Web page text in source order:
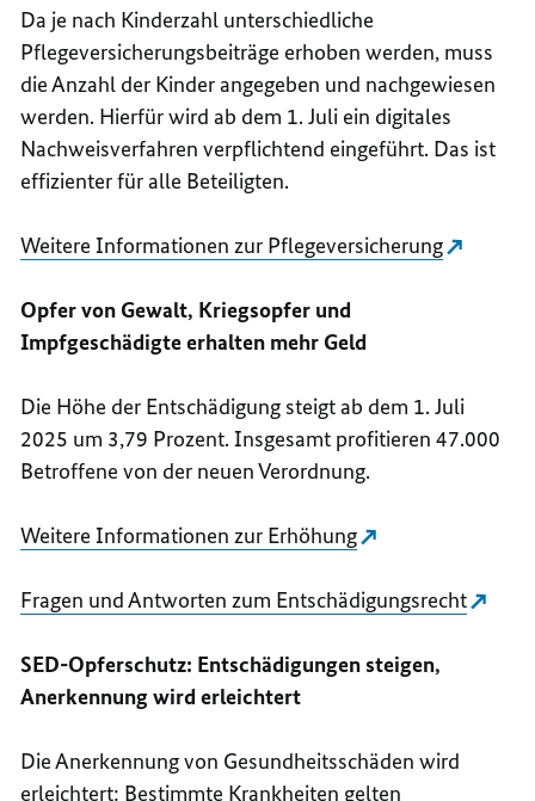
Da je nach Kinderzahl unterschiedliche
Pflegeversicherungsbeiträge erhoben werden, muss
die Anzahl der Kinder angegeben und nachgewiesen
werden. Hierfür wird ab dem 1. Juli ein digitales
Nachweisverfahren verpflichtend eingeführt. Das ist
effizienter für alle Beteiligten.
Weitere Informationen zur Pflegeversicherung
Opfer von Gewalt, Kriegsopfer und
Impfgeschädigte erhalten mehr Geld
Die Höhe der Entschädigung steigt ab dem 1. Juli
2025 um 3,79 Prozent. Insgesamt profitieren 47.000
Betroffene von der neuen Verordnung.
Weitere Informationen zur Erhöhung
Fragen und Antworten zum Entschädigungsrecht
SED-Opferschutz: Entschädigungen steigen,
Anerkennung wird erleichtert
Die Anerkennung von Gesundheitsschäden wird
erleichtert: Bestimmte Krankheiten gelten